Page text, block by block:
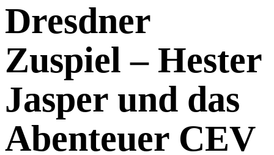
Dresdner
Zuspiel – Hester
Jasper und das
Abenteuer CEV